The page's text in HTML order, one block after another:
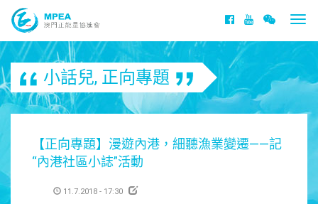
小話兒, 正向專題
【正向專題】漫遊內港，細聽漁業變遷——記
“內港社區小誌”活動
11.7.2018 - 17:30